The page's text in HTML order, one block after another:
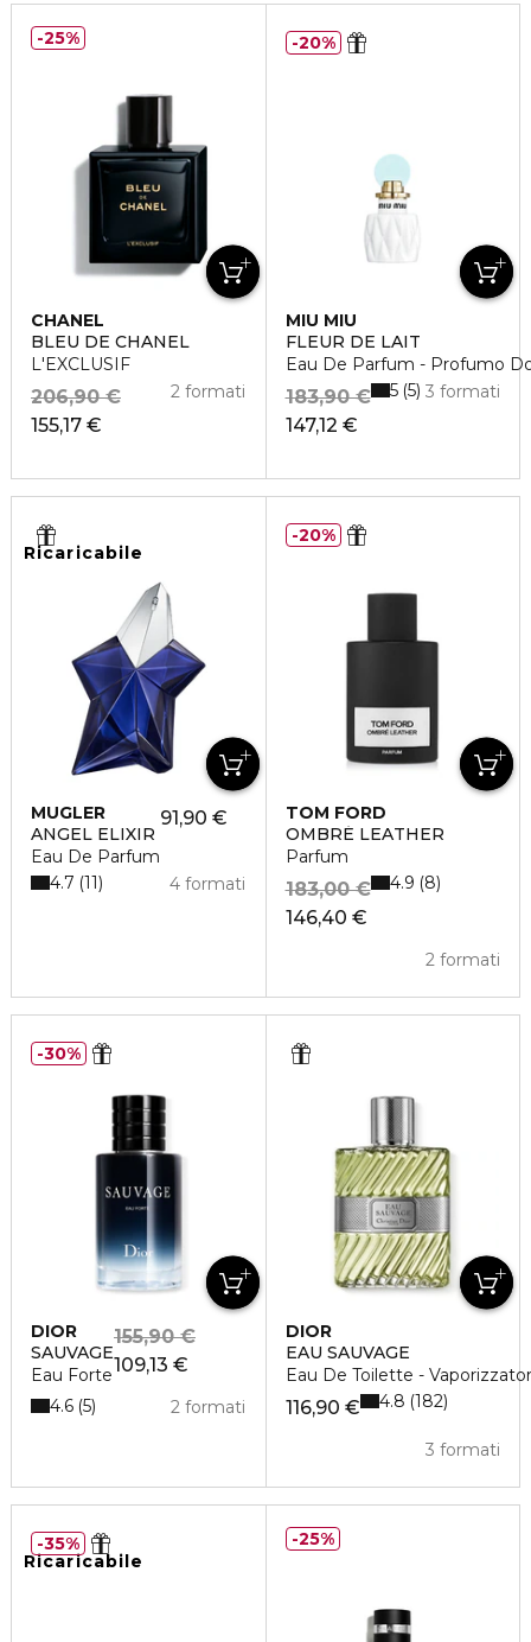
CHANEL
BLEU DE CHANEL
L'EXCLUSIF
155,17 €
206,90 € 2 formati
25%
MIU MIU
FLEUR DE LAIT
Eau De Parfum - Profumo
147,12 €
183,90 € 3 formati
5 5
20%
Ricaricabile
MUGLER
ANGEL ELIXIR
Eau De Parfum
91,90 €
4 formati
4.7 11
TOM FORD
OMBRÉ LEATHER
Parfum
146,40 €
183,00 €
2 formati
4.9 8
20%
DIOR
SAUVAGE
Eau Forte109,13 €
155,90 €
2 formati
4.6 5
30%
DIOR
EAU SAUVAGE
Eau De Toilette -
116,90 €
3 formati
4.8 182
Ricaricabile
35% 25%